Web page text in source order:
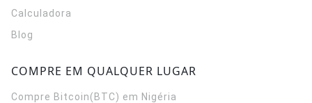
Calculadora
Blog
COMPRE EM QUALQUER LUGAR
Compre Bitcoin(BTC) em Nigéria